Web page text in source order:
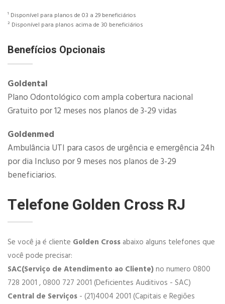
¹ Disponível para planos de 03 a 29 beneficiários
² Disponível para planos acima de 30 beneficiários
Benefícios Opcionais
​Goldental
Plano Odontológico com ampla cobertura nacional
Gratuito por 12 meses nos planos de 3-29 vidas
Goldenmed
Ambulância UTI para casos de urgência e emergência 24h
por dia Incluso por 9 meses nos planos de 3-29
beneficiarios.
Telefone Golden Cross RJ
Se você ja é cliente Golden Cross abaixo alguns telefones que
você pode precisar:
SAC(Serviço de Atendimento ao Cliente)no numero 0800
728 2001 , 0800 727 2001​ (Deficientes Auditivos - SAC)​
Central de Serviços - (21)4004 2001 (Capitais e Regiões